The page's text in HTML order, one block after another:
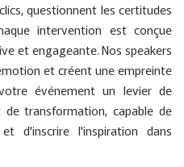
questionnent les certitudes
intervention est conçue
et engageante. Nos speakers
et créent une empreinte
événement un levier de
transformation, capable de
d'inscrire l'inspiration dans